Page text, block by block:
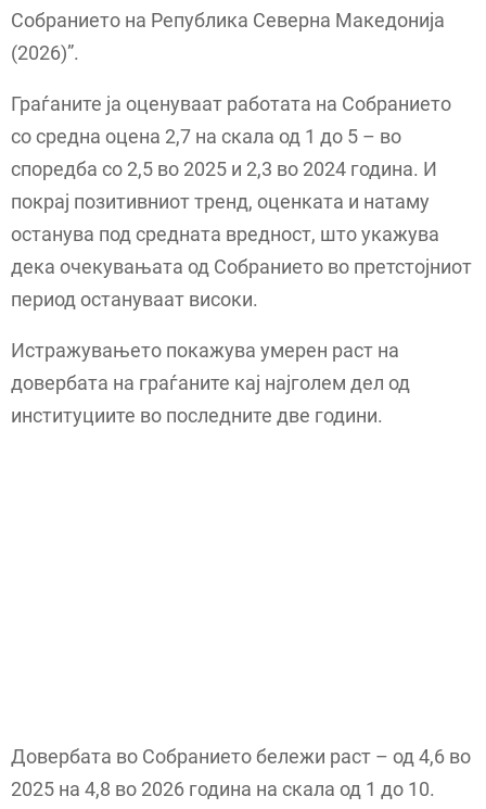
Собранието на Република Северна Македонија
(2026)”.
Граѓаните ја оценуваат работата на Собранието
со средна оцена 2,7 на скала од 1 до 5 – во
споредба со 2,5 во 2025 и 2,3 во 2024 година. И
покрај позитивниот тренд, оценката и натаму
останува под средната вредност, што укажува
дека очекувањата од Собранието во претстојниот
период остануваат високи.
Истражувањето покажува умерен раст на
довербата на граѓаните кај најголем дел од
институциите во последните две години.
Довербата во Собранието бележи раст – од 4,6 во
2025 на 4,8 во 2026 година на скала од 1 до 10.